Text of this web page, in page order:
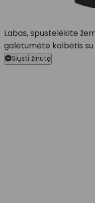
Labas, spustelėkite
galėtumėte kalbėtis su
Siųsti žinutę